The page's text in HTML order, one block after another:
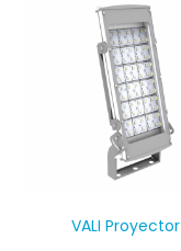
VALI Proyector